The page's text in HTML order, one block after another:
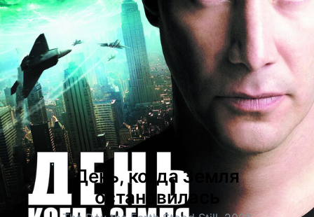
День, когда Земля
остановилась